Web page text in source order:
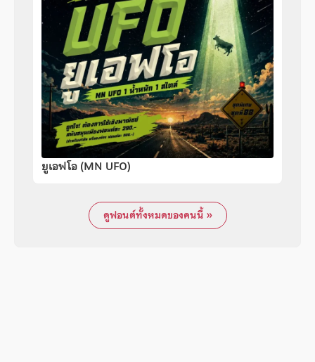
ยูเอฟโอ (MN UFO)
ดูฟอนต์ทั้งหมดของคนนี้ »